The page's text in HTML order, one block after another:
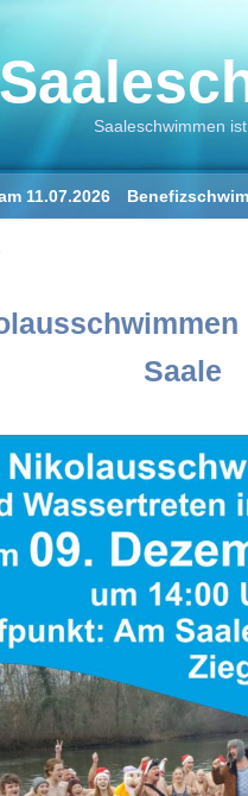
Saaleschwimmen
11.07.2026
Saale